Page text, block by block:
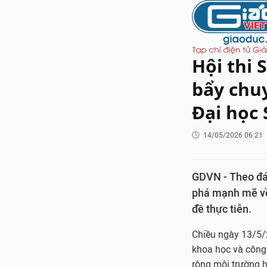
Hội thi
bẩy
Đại học
14/05/2026 06:21
GDVN - Theo
phá mạnh mẽ
đề thực tiễn.
Chiều ngày 13/
khoa học và
rộng môi trường